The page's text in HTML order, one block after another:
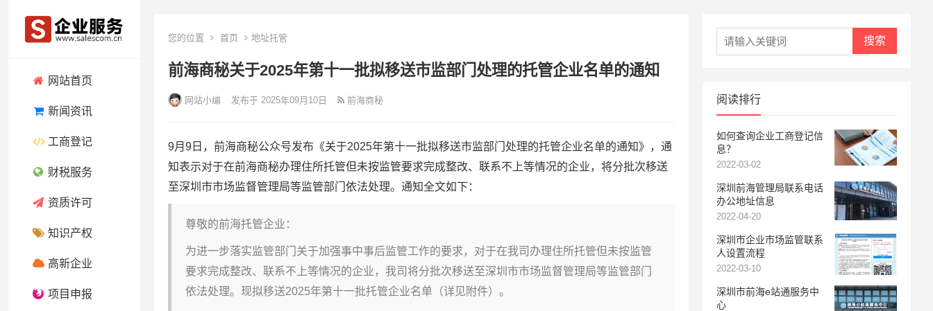
网站首页
新闻资讯
工商登记
财税服务
资质许可
知识产权
高新企业
项目申报
您的位置 首页 地址托管
前海商秘关于2025年第十一批拟移送市监部门处理的托管企业名单的通知
网站小编 发布于 2025年09月10日 前海商秘
9月9日，前海商秘公众号发布《关于2025年第十一批拟移送市监部门处理的托管企业名单的通知》，通
知表示对于在前海商秘办理住所托管但未按监管要求完成整改、联系不上等情况的企业，将分批次移送
至深圳市市场监督管理局等监管部门依法处理。通知全文如下：
尊敬的前海托管企业：
为进一步落实监管部门关于加强事中事后监管工作的要求，对于在我司办理住所托管但未按监管
要求完成整改、联系不上等情况的企业，我司将分批次移送至深圳市市场监督管理局等监管部门
依法处理。现拟移送2025年第十一批托管企业名单（详见附件）。
搜索
阅读排行
如何查询企业工商登记信
息？
2022-03-02
深圳前海管理局联系电话
办公地址信息
2022-04-20
深圳市企业市场监管联系
人设置流程
2022-03-10
深圳市前海e站通服务中
心